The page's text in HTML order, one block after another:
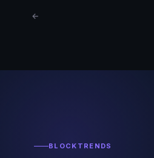
←
BLOCKTRENDS